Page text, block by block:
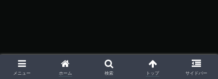
メニュー ホーム 検索 トップ サイドバー